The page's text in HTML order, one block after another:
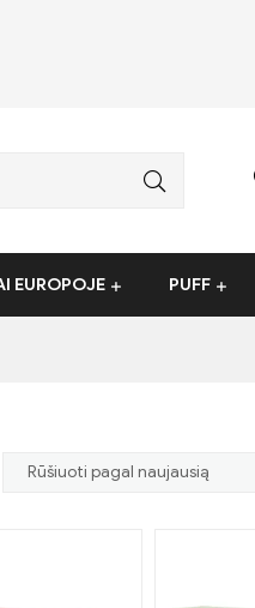
EUROPOJE PUFF